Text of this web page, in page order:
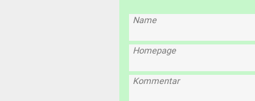
Name
Homepage
Kommentar